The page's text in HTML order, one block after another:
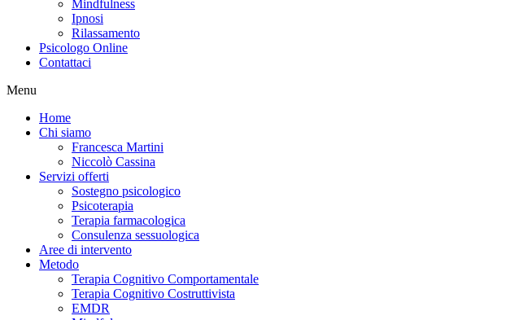
Mindfulness
Ipnosi
Rilassamento
Psicologo Online
Contattaci
Menu
Home
Chi siamo
Francesca Martini
Niccolò Cassina
Servizi offerti
Sostegno psicologico
Psicoterapia
Terapia farmacologica
Consulenza sessuologica
Aree di intervento
Metodo
Terapia Cognitivo Comportamentale
Terapia Cognitivo Costruttivista
EMDR